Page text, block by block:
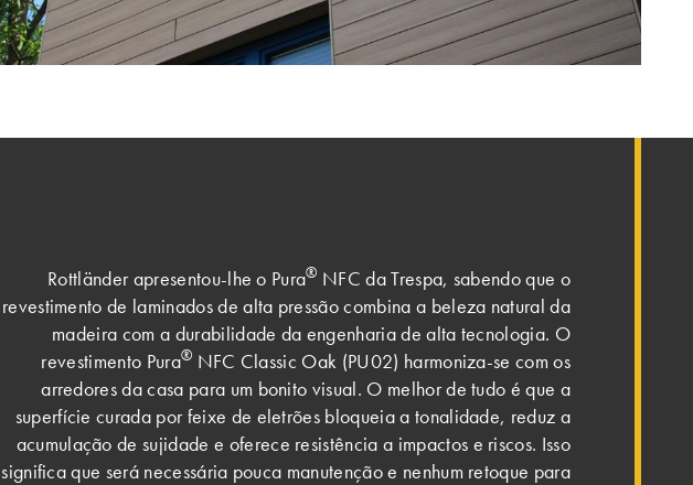
Rottländer apresentou-lhe o Pura® NFC da Trespa, sabendo que o
revestimento de laminados de alta pressão combina a beleza natural da
madeira com a durabilidade da engenharia de alta tecnologia. O
revestimento Pura® NFC Classic Oak (PU02) harmoniza-se com os
arredores da casa para um bonito visual. O melhor de tudo é que a
superfície curada por feixe de eletrões bloqueia a tonalidade, reduz a
acumulação de sujidade e oferece resistência a impactos e riscos. Isso
significa que será necessária pouca manutenção e nenhum retoque para